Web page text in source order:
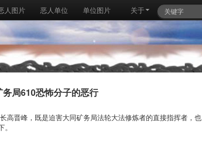
人图片 恶人单位 单位图片 关于
局610恐怖分子的恶行
高晋峰，既是迫害大同矿务局法轮大法修炼者的直接指挥者，也